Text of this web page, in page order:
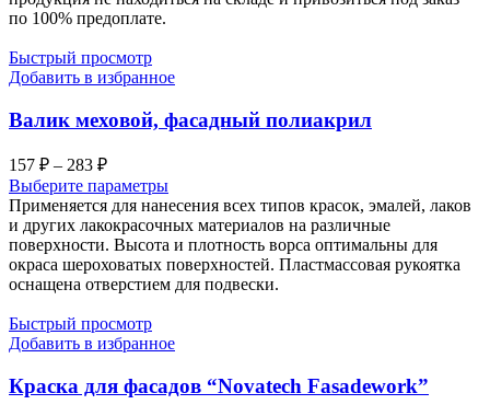
по 100% предоплате.
Быстрый просмотр
Добавить в избранное
Валик меховой, фасадный полиакрил
157 ₽ – 283 ₽Диапазон
цен:
157 ₽
–
283 ₽
Выберите параметры
Применяется для нанесения всех типов красок, эмалей, лаков
и других лакокрасочных материалов на различные
поверхности. Высота и плотность ворса оптимальны для
окраса шероховатых поверхностей. Пластмассовая рукоятка
оснащена отверстием для подвески.
Быстрый просмотр
Добавить в избранное
Краска для фасадов “Novatech Fasadework”